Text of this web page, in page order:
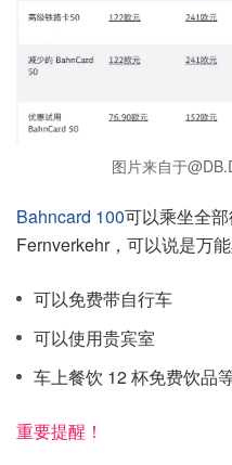
图片来自于
Bahncard 100可以乘坐全
Fernverkehr，可以说是万
可以免费带自行车
可以使用贵宾室
车上餐饮 12 杯免费饮品
重要提醒！